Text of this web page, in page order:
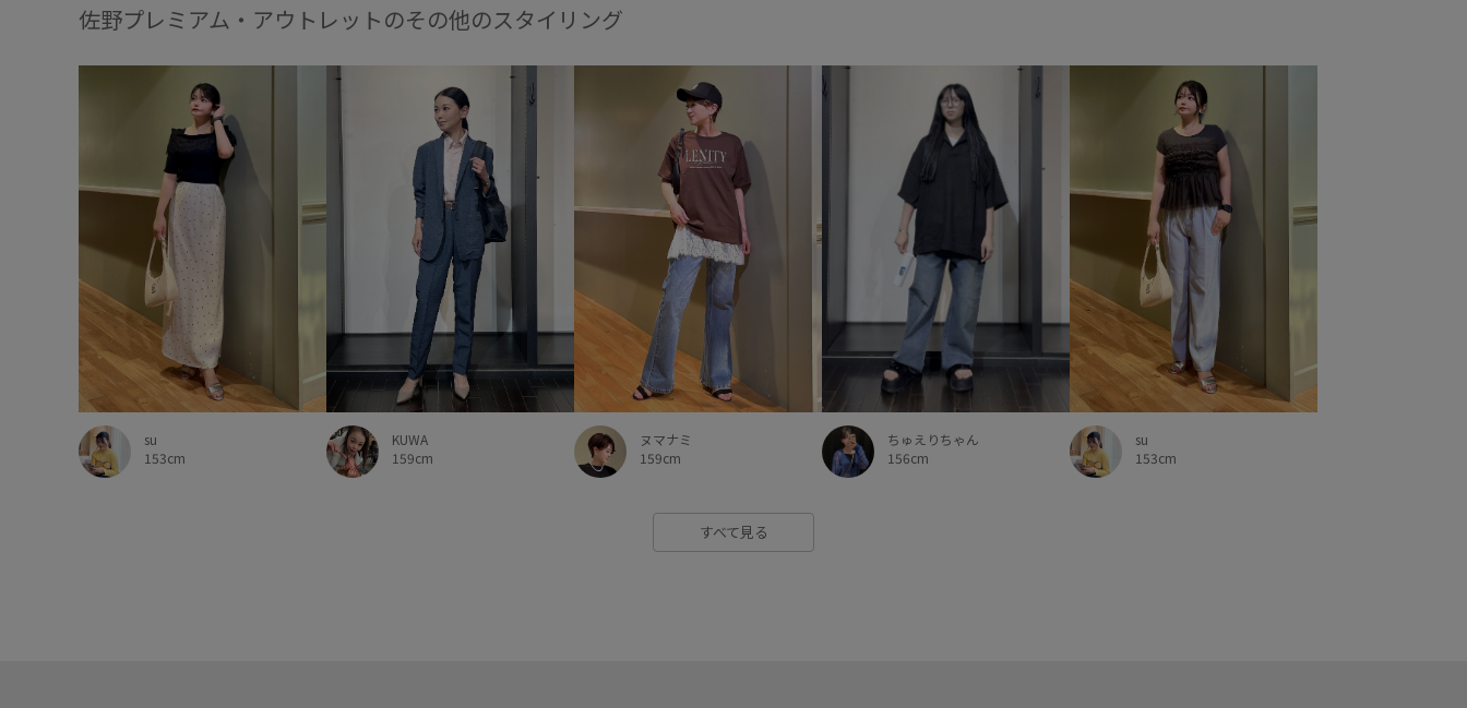
佐野プレミアム・アウトレットのその他のスタイリング
su
153cm
KUWA
159cm
ヌマナミ
159cm
ちゅえりちゃん
156cm
su
153cm
すべて見る